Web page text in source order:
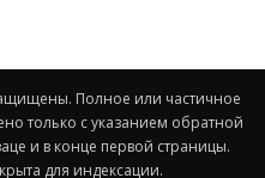
Полное или частичное
только с указанием обратной
и в конце первой страницы.
для индексации.